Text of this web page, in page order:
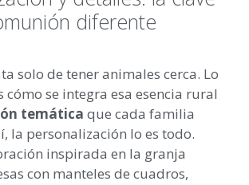
diferente
solo de tener animales cerca. Lo
cómo se integra esa esencia rural
temática que cada familia
la personalización lo es todo.
inspirada en la granja
con manteles de cuadros,